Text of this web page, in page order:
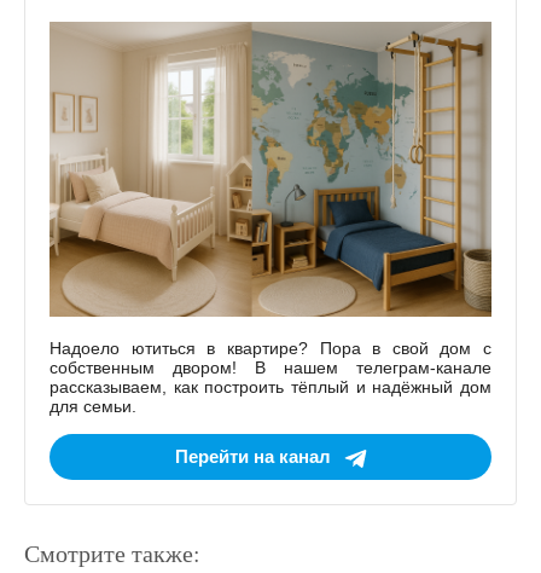
Надоело ютиться в квартире? Пора в свой дом с
собственным двором! В нашем телеграм-канале
рассказываем, как построить тёплый и надёжный дом
для семьи.
Перейти на канал
Смотрите также: